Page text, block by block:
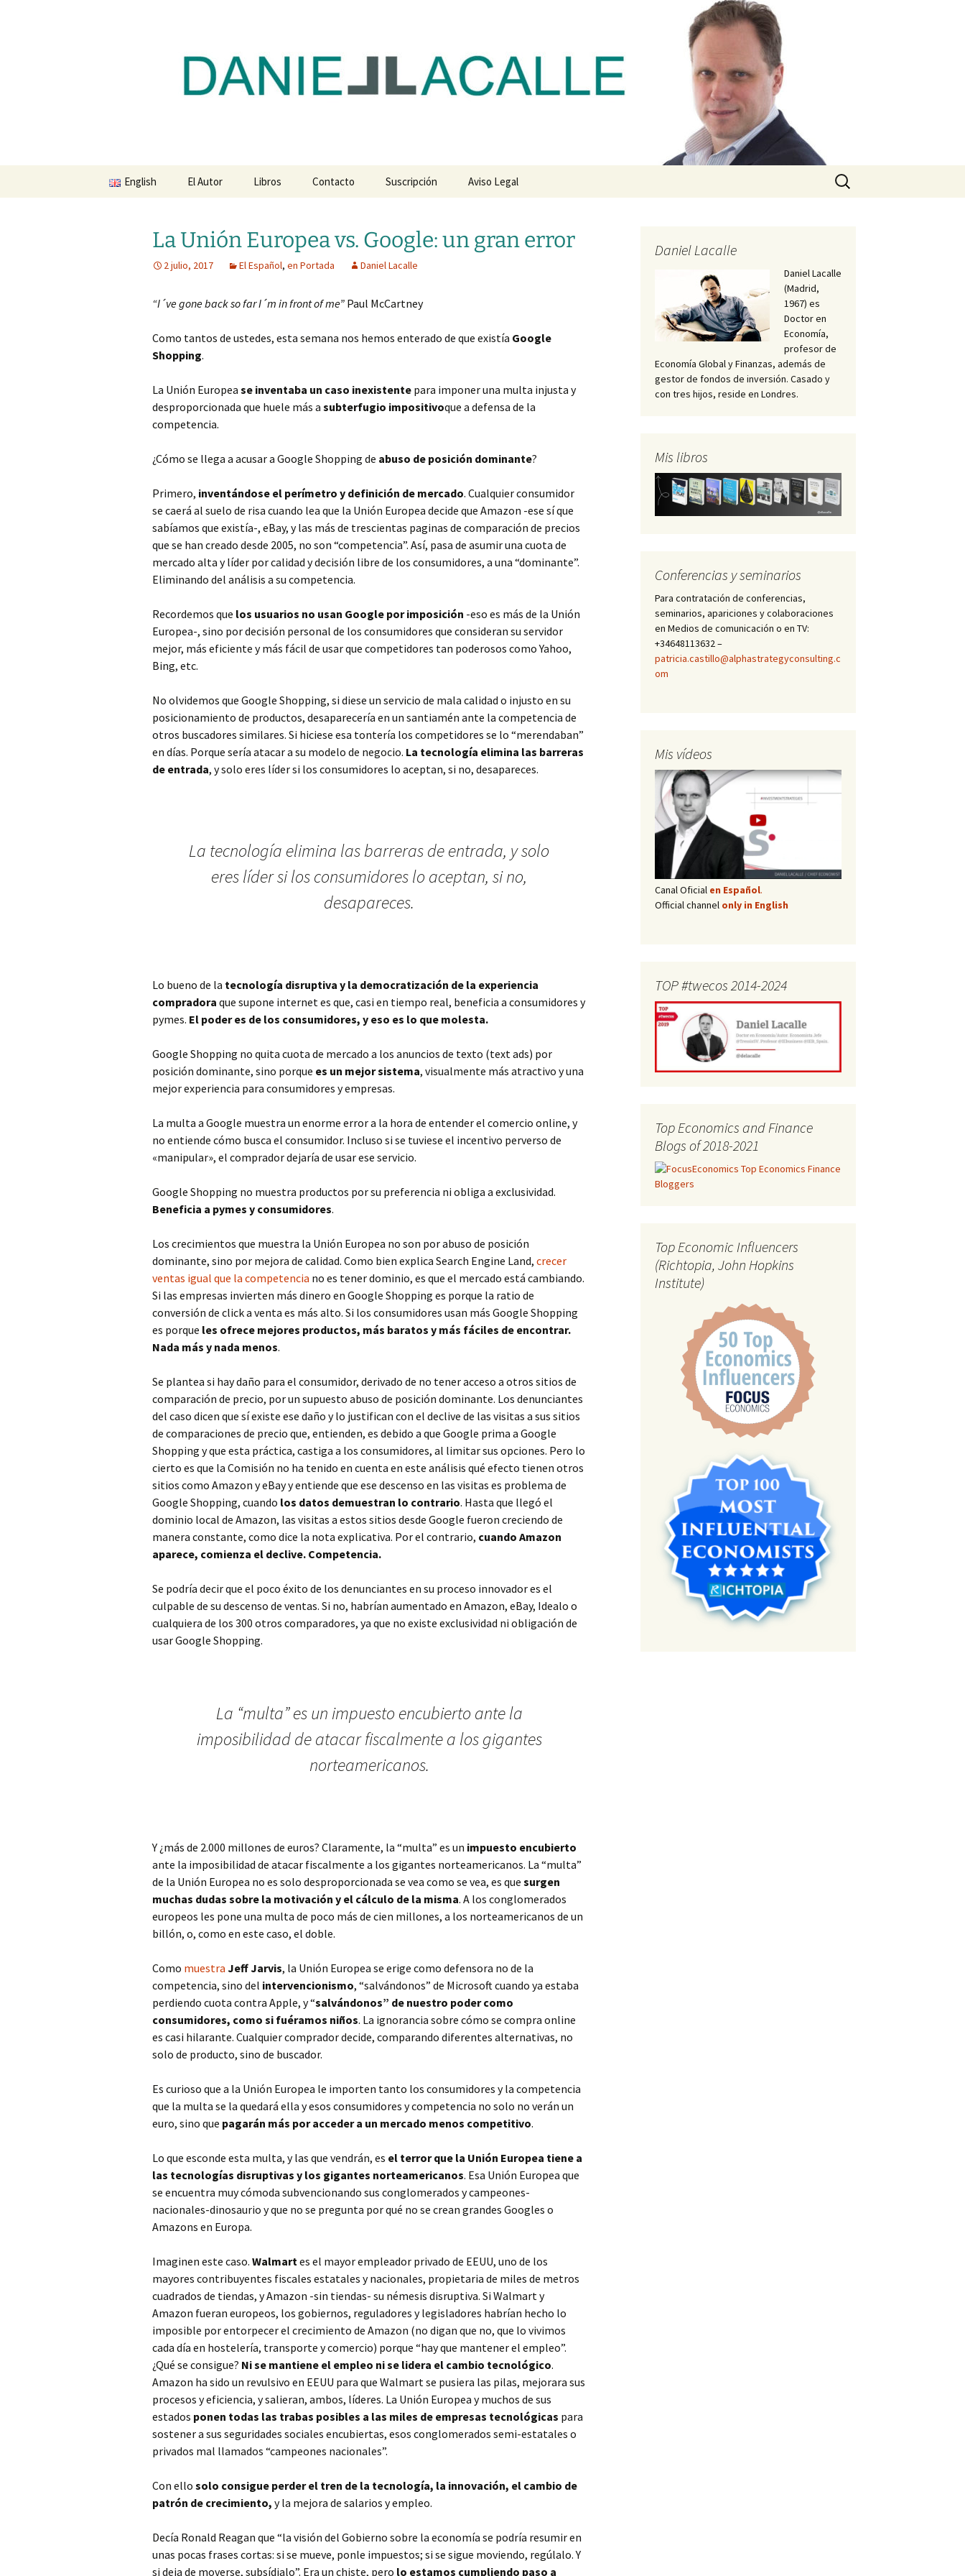
dlacalle.com
English El Autor Libros Contacto Suscripción Aviso Legal
Buscar:
La Unión Europea vs. Google: un gran error
2 julio, 2017 El Español, en Portada Daniel Lacalle
“I´ve gone back so far I´m in front of me” Paul McCartney
Como tantos de ustedes, esta semana nos hemos enterado de que existía Google
Shopping.
La Unión Europea se inventaba un caso inexistente para imponer una multa injusta y
desproporcionada que huele más a subterfugio impositivoque a defensa de la
competencia.
¿Cómo se llega a acusar a Google Shopping de abuso de posición dominante?
Primero, inventándose el perímetro y definición de mercado. Cualquier consumidor
se caerá al suelo de risa cuando lea que la Unión Europea decide que Amazon -ese sí que
sabíamos que existía-, eBay, y las más de trescientas paginas de comparación de precios
que se han creado desde 2005, no son “competencia”. Así, pasa de asumir una cuota de
mercado alta y líder por calidad y decisión libre de los consumidores, a una “dominante”.
Eliminando del análisis a su competencia.
Recordemos que los usuarios no usan Google por imposición -eso es más de la Unión
Europea-, sino por decisión personal de los consumidores que consideran su servidor
mejor, más eficiente y más fácil de usar que competidores tan poderosos como Yahoo,
Bing, etc.
No olvidemos que Google Shopping, si diese un servicio de mala calidad o injusto en su
posicionamiento de productos, desaparecería en un santiamén ante la competencia de
otros buscadores similares. Si hiciese esa tontería los competidores se lo “merendaban”
en días. Porque sería atacar a su modelo de negocio. La tecnología elimina las barreras
de entrada, y solo eres líder si los consumidores lo aceptan, si no, desapareces.
La tecnología elimina las barreras de entrada, y solo
eres líder si los consumidores lo aceptan, si no,
desapareces.
Lo bueno de la tecnología disruptiva y la democratización de la experiencia
compradora que supone internet es que, casi en tiempo real, beneficia a consumidores y
pymes. El poder es de los consumidores, y eso es lo que molesta.
Google Shopping no quita cuota de mercado a los anuncios de texto (text ads) por
posición dominante, sino porque es un mejor sistema, visualmente más atractivo y una
mejor experiencia para consumidores y empresas.
La multa a Google muestra un enorme error a la hora de entender el comercio online, y
no entiende cómo busca el consumidor. Incluso si se tuviese el incentivo perverso de
«manipular», el comprador dejaría de usar ese servicio.
Google Shopping no muestra productos por su preferencia ni obliga a exclusividad.
Beneficia a pymes y consumidores.
Los crecimientos que muestra la Unión Europea no son por abuso de posición
dominante, sino por mejora de calidad. Como bien explica Search Engine Land, crecer
ventas igual que la competencia no es tener dominio, es que el mercado está cambiando.
Si las empresas invierten más dinero en Google Shopping es porque la ratio de
conversión de click a venta es más alto. Si los consumidores usan más Google Shopping
es porque les ofrece mejores productos, más baratos y más fáciles de encontrar.
Nada más y nada menos.
Se plantea si hay daño para el consumidor, derivado de no tener acceso a otros sitios de
comparación de precio, por un supuesto abuso de posición dominante. Los denunciantes
del caso dicen que sí existe ese daño y lo justifican con el declive de las visitas a sus sitios
de comparaciones de precio que, entienden, es debido a que Google prima a Google
Shopping y que esta práctica, castiga a los consumidores, al limitar sus opciones. Pero lo
cierto es que la Comisión no ha tenido en cuenta en este análisis qué efecto tienen otros
sitios como Amazon y eBay y entiende que ese descenso en las visitas es problema de
Google Shopping, cuando los datos demuestran lo contrario. Hasta que llegó el
dominio local de Amazon, las visitas a estos sitios desde Google fueron creciendo de
manera constante, como dice la nota explicativa. Por el contrario, cuando Amazon
aparece, comienza el declive. Competencia.
Se podría decir que el poco éxito de los denunciantes en su proceso innovador es el
culpable de su descenso de ventas. Si no, habrían aumentado en Amazon, eBay, Idealo o
cualquiera de los 300 otros comparadores, ya que no existe exclusividad ni obligación de
usar Google Shopping.
La “multa” es un impuesto encubierto ante la
imposibilidad de atacar fiscalmente a los gigantes
norteamericanos.
Y ¿más de 2.000 millones de euros? Claramente, la “multa” es un impuesto encubierto
ante la imposibilidad de atacar fiscalmente a los gigantes norteamericanos. La “multa”
de la Unión Europea no es solo desproporcionada se vea como se vea, es que surgen
muchas dudas sobre la motivación y el cálculo de la misma. A los conglomerados
europeos les pone una multa de poco más de cien millones, a los norteamericanos de un
billón, o, como en este caso, el doble.
Como muestra Jeff Jarvis, la Unión Europea se erige como defensora no de la
competencia, sino del intervencionismo, “salvándonos” de Microsoft cuando ya estaba
perdiendo cuota contra Apple, y “salvándonos” de nuestro poder como
consumidores, como si fuéramos niños. La ignorancia sobre cómo se compra online
es casi hilarante. Cualquier comprador decide, comparando diferentes alternativas, no
solo de producto, sino de buscador.
Es curioso que a la Unión Europea le importen tanto los consumidores y la competencia
que la multa se la quedará ella y esos consumidores y competencia no solo no verán un
euro, sino que pagarán más por acceder a un mercado menos competitivo.
Lo que esconde esta multa, y las que vendrán, es el terror que la Unión Europea tiene a
las tecnologías disruptivas y los gigantes norteamericanos. Esa Unión Europea que
se encuentra muy cómoda subvencionando sus conglomerados y campeones-
nacionales-dinosaurio y que no se pregunta por qué no se crean grandes Googles o
Amazons en Europa.
Imaginen este caso. Walmartes el mayor empleador privado de EEUU, uno de los
mayores contribuyentes fiscales estatales y nacionales, propietaria de miles de metros
cuadrados de tiendas, y Amazon -sin tiendas- su némesis disruptiva. Si Walmart y
Amazon fueran europeos, los gobiernos, reguladores y legisladores habrían hecho lo
imposible por entorpecer el crecimiento de Amazon (no digan que no, que lo vivimos
cada día en hostelería, transporte y comercio) porque “hay que mantener el empleo”.
¿Qué se consigue? Ni se mantiene el empleo ni se lidera el cambio tecnológico.
Amazon ha sido un revulsivo en EEUU para que Walmart se pusiera las pilas, mejorara sus
procesos y eficiencia, y salieran, ambos, líderes. La Unión Europea y muchos de sus
estados ponen todas las trabas posibles a las miles de empresas tecnológicas para
sostener a sus seguridades sociales encubiertas, esos conglomerados semi-estatales o
privados mal llamados “campeones nacionales”.
Con ello solo consigue perder el tren de la tecnología, la innovación, el cambio de
patrón de crecimiento, y la mejora de salarios y empleo.
Decía Ronald Reagan que “la visión del Gobierno sobre la economía se podría resumir en
unas pocas frases cortas: si se mueve, ponle impuestos; si se sigue moviendo, regúlalo. Y
si deja de moverse, subsídialo”. Era un chiste, pero lo estamos cumpliendo paso a
Daniel Lacalle
Daniel Lacalle
(Madrid,
1967) es
Doctor en
Economía,
profesor de
Economía Global y Finanzas, además de
gestor de fondos de inversión. Casado y
con tres hijos, reside en Londres.
Mis libros
Conferencias y seminarios
Para contratación de conferencias,
seminarios, apariciones y colaboraciones
en Medios de comunicación o en TV:
+34648113632 –
patricia.castillo@alphastrategyconsulting.c
om
Mis vídeos
Canal Oficial en Español.
Official channel only in English
TOP #twecos 2014-2024
Top Economics and Finance
Blogs of 2018-2021
Top Economic Influencers
(Richtopia, John Hopkins
Institute)